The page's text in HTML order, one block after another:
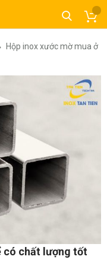
Hộp inox xước mờ mua ở
có chất lượng tốt